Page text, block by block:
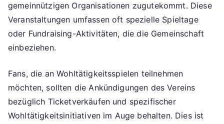
gemeinnützigen Organisationen zugutekommt. Diese
Veranstaltungen umfassen oft spezielle Spieltage
oder Fundraising-Aktivitäten, die die Gemeinschaft
einbeziehen.
Fans, die an Wohltätigkeitsspielen teilnehmen
möchten, sollten die Ankündigungen des Vereins
bezüglich Ticketverkäufen und spezifischer
Wohltätigkeitsinitiativen im Auge behalten. Dies ist